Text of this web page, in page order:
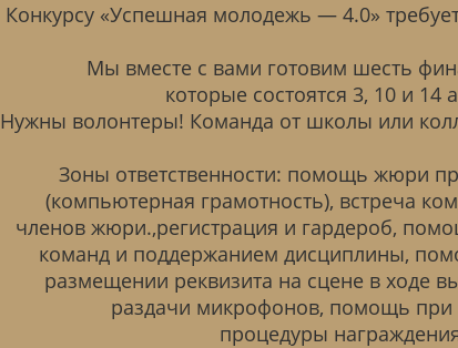
Конкурсу «Успешная молодежь — 4.0»
Мы вместе с вами готовим шесть
которые состоятся 3, 10 и 14
Нужны волонтеры! Команда от школы или
Зоны ответственности: помощь жюри
(компьютерная грамотность), встреча
членов жюри.,регистрация и гардероб,
команд и поддержанием дисциплины,
размещении реквизита на сцене в ходе
раздачи микрофонов, помощь при
процедуры